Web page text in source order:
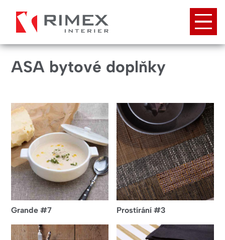
hlavnímu
obsahu
ASA bytové doplňky
Grande #7 Prostírání #3